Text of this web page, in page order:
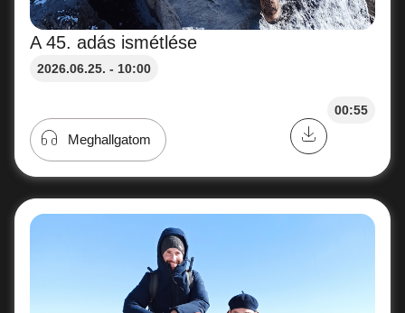
A 45. adás ismétlése
2026.06.25. - 10:00
00:55
Meghallgatom